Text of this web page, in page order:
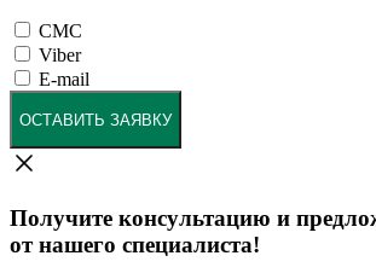
СМС
Viber
E-mail
ОСТАВИТЬ ЗАЯВКУ
Получите консультацию и
от нашего специалиста!